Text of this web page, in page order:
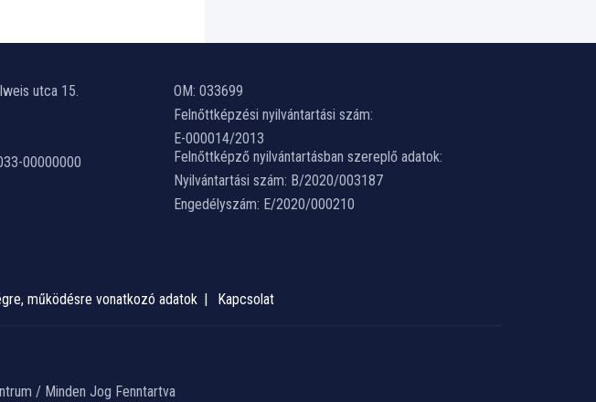
utca 15.
00000000
OM: 033699
Felnőttképzési nyilvántartási szám:
E-000014/2013
Felnőttképző nyilvántartásban szereplő adatok:
Nyilvántartási szám: B/2020/003187
Engedélyszám: E/2020/000210
működésre vonatkozó adatok Kapcsolat
/ Minden Jog Fenntartva